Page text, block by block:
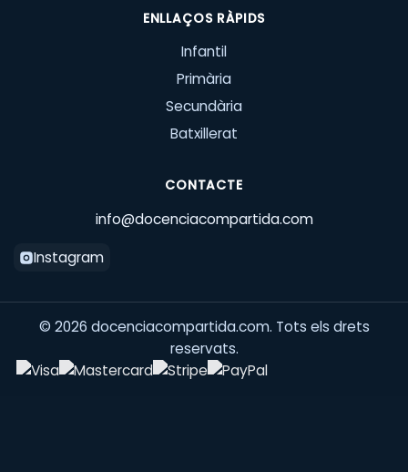
ENLLAÇOS RÀPIDS
Infantil
Primària
Secundària
Batxillerat
CONTACTE
info@docenciacompartida.com
Instagram
© 2026 docenciacompartida.com. Tots els drets
reservats.